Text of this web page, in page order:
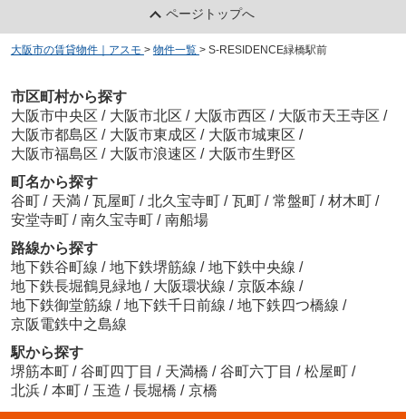
ページトップへ
大阪市の賃貸物件｜アスモ > 物件一覧 > S-RESIDENCE緑橋駅前
市区町村から探す
大阪市中央区 / 大阪市北区 / 大阪市西区 / 大阪市天王寺区 /
大阪市都島区 / 大阪市東成区 / 大阪市城東区 /
大阪市福島区 / 大阪市浪速区 / 大阪市生野区
町名から探す
谷町 / 天満 / 瓦屋町 / 北久宝寺町 / 瓦町 / 常盤町 / 材木町 /
安堂寺町 / 南久宝寺町 / 南船場
路線から探す
地下鉄谷町線 / 地下鉄堺筋線 / 地下鉄中央線 /
地下鉄長堀鶴見緑地 / 大阪環状線 / 京阪本線 /
地下鉄御堂筋線 / 地下鉄千日前線 / 地下鉄四つ橋線 /
京阪電鉄中之島線
駅から探す
堺筋本町 / 谷町四丁目 / 天満橋 / 谷町六丁目 / 松屋町 /
北浜 / 本町 / 玉造 / 長堀橋 / 京橋